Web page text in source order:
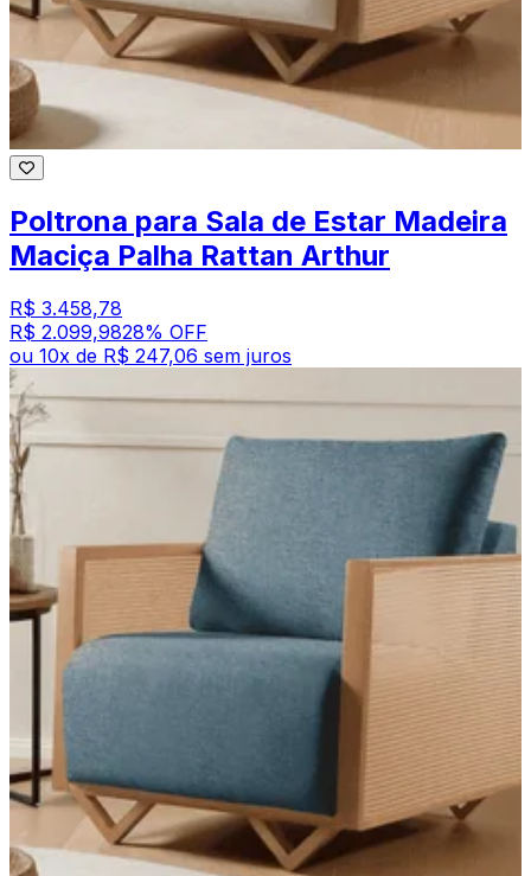
Poltrona para Sala de Estar Madeira
Maciça Palha Rattan Arthur
R$ 3.458,78
R$ 2.099,9828% OFF
ou 10x de R$ 247,06 sem juros